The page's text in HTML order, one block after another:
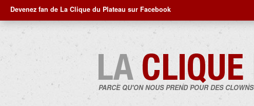
Devenez fan de La Clique du Plateau sur Facebook
PARCE QU'ON NOUS PREND POUR DES CLOWNS